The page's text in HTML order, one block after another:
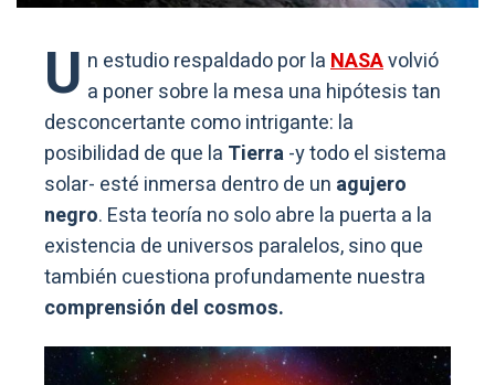
U n estudio respaldado por laNASAvolvió
a poner sobre la mesa una hipótesis tan
desconcertante como intrigante: la
posibilidad de que la Tierra-y todo el sistema
solar- esté inmersa dentro de un agujero
negro. Esta teoría no solo abre la puerta a la
existencia de universos paralelos, sino que
también cuestiona profundamente nuestra
comprensión del cosmos.